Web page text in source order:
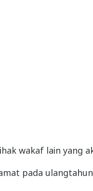
wakaf lain yang
pada